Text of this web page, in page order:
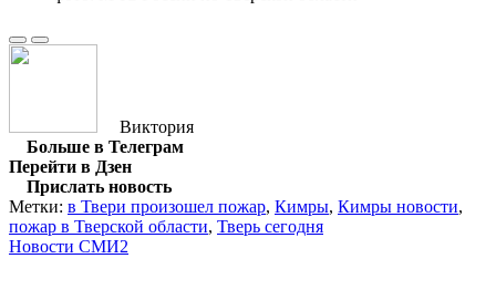
Виктория
Больше в Телеграм
Перейти в Дзен
Прислать новость
Метки: в Твери произошел пожар, Кимры, Кимры новости,
пожар в Тверской области, Тверь сегодня
Новости СМИ2